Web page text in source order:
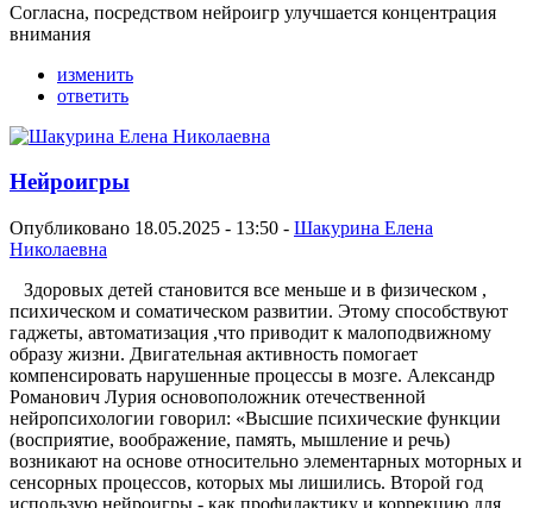
Согласна, посредством нейроигр улучшается концентрация
внимания
изменить
ответить
Нейроигры
Опубликовано 18.05.2025 - 13:50 - Шакурина Елена
Николаевна
Здоровых детей становится все меньше и в физическом ,
психическом и соматическом развитии. Этому способствуют
гаджеты, автоматизация ,что приводит к малоподвижному
образу жизни. Двигательная активность помогает
компенсировать нарушенные процессы в мозге. Александр
Романович Лурия основоположник отечественной
нейропсихологии говорил: «Высшие психические функции
(восприятие, воображение, память, мышление и речь)
возникают на основе относительно элементарных моторных и
сенсорных процессов, которых мы лишились. Второй год
использую нейроигры - как профилактику и коррекцию для